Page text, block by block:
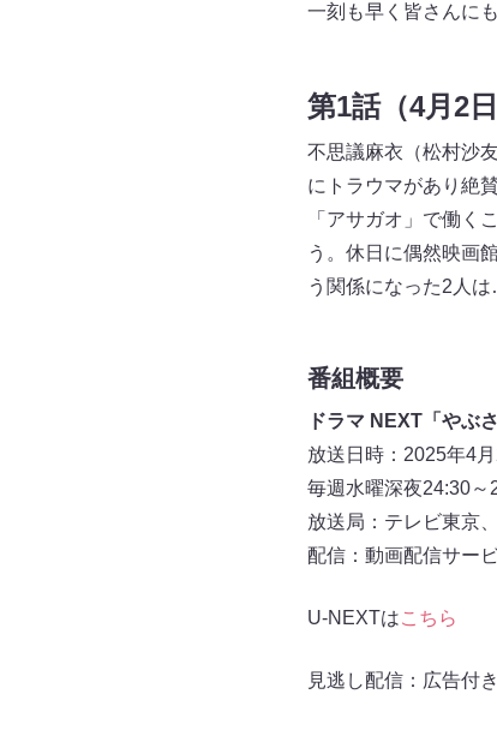
一刻も早く皆さんに
第1話（4月2
不思議麻衣（松村沙
にトラウマがあり絶
「アサガオ」で働く
う。休日に偶然映画
う関係になった2人
番組概要
ドラマ NEXT「やぶ
放送日時：2025年4
毎週水曜深夜24:30～
放送局：テレビ東京
配信：動画配信サー
U-NEXTはこちら
見逃し配信：広告付